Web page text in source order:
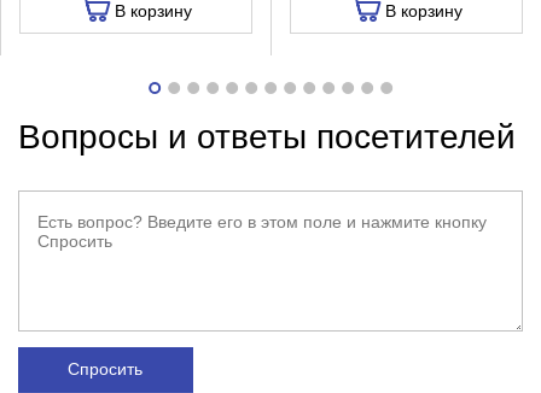
В корзину В корзину
Вопросы и ответы посетителей
Спросить